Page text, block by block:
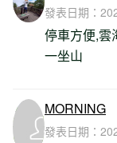
發表日期：
停車方便,雲
一坐山
MORNING
發表日期：